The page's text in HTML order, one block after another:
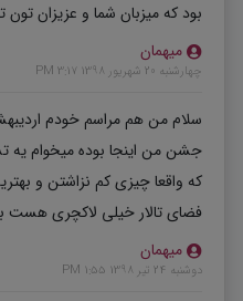
بود که میزبان شما و عزیزان
میهمان
چهارشنبه 20 شهریور 1398 3:17 PM
جشن من اینجا بوده میخوام یه
که واقعا چیزی کم نزاشتن و
فضای تالار خیلی لاکچری هست
میهمان
دوشنبه 24 تیر 1398 1:55 PM